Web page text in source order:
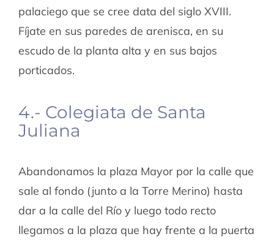
palaciego que se cree data del siglo XVIII.
Fíjate en sus paredes de arenisca, en su
escudo de la planta alta y en sus bajos
porticados.
4.- Colegiata de Santa
Juliana
Abandonamos la plaza Mayor por la calle que
sale al fondo (junto a la Torre Merino) hasta
dar a la calle del Río y luego todo recto
llegamos a la plaza que hay frente a la puerta